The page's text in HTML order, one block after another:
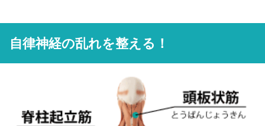
自律神経の乱れを整える！